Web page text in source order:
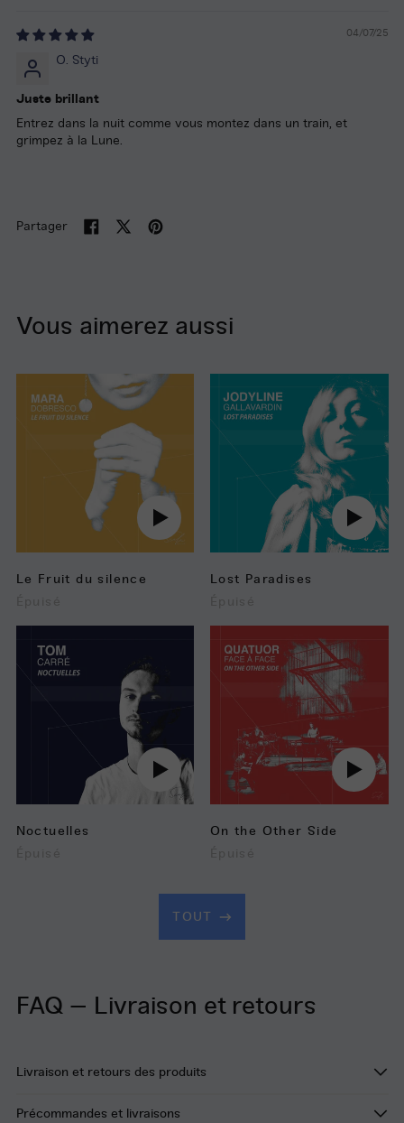
04/07/25
O. Styti
Juste brillant
Entrez dans la nuit comme vous montez dans un train, et
grimpez à la Lune.
Partager
Vous aimerez aussi
Jouer
audio
Fruit
du
Le Fruit du silence
Jouer
audio
Paradises
Lost Paradises
Jouer
audio
Noctuelles
Jouer
audio
the
Other
On the Other Side
TOUT
FAQ – Livraison et retours
Livraison et retours des produits
Précommandes et livraisons